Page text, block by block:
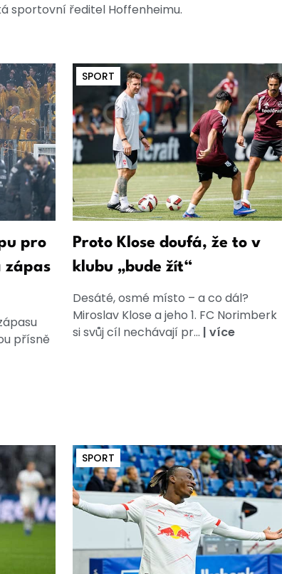
sportovní ředitel Hoffenheimu.
pro
zápas
přísně
SPORT
Proto Klose doufá, že to v
klubu „bude žít“
Desáté, osmé místo – a co dál?
Miroslav Klose a jeho 1. FC Norimberk
si svůj cíl nechávají pr... | více
SPORT